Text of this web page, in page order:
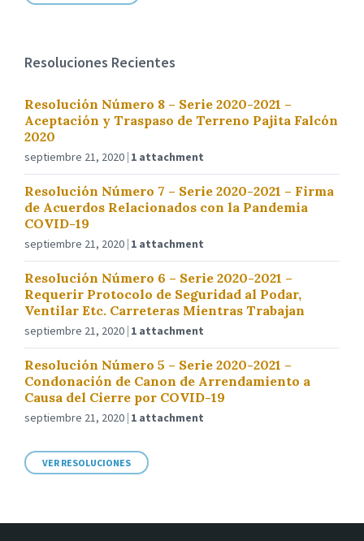
Resoluciones Recientes
Resolución Número 8 – Serie 2020-2021 –
Aceptación y Traspaso de Terreno Pajita Falcón
2020
septiembre 21, 2020 1 attachment
Resolución Número 7 – Serie 2020-2021 – Firma
de Acuerdos Relacionados con la Pandemia
COVID-19
septiembre 21, 2020 1 attachment
Resolución Número 6 – Serie 2020-2021 –
Requerir Protocolo de Seguridad al Podar,
Ventilar Etc. Carreteras Mientras Trabajan
septiembre 21, 2020 1 attachment
Resolución Número 5 – Serie 2020-2021 –
Condonación de Canon de Arrendamiento a
Causa del Cierre por COVID-19
septiembre 21, 2020 1 attachment
VER RESOLUCIONES